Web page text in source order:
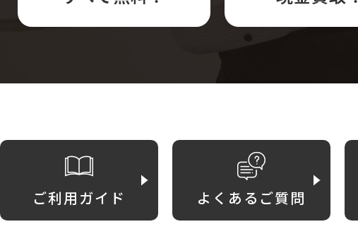
ご利用ガイド よくあるご質問